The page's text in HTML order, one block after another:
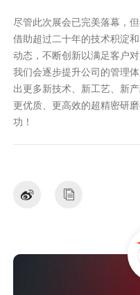
尽管此次展会已完美落幕，
借助超过二十年的技术积淀
动态，不断创新以满足客户
我们会逐步提升公司的管理
出更多新技术、新工艺、新
更优质、更高效的超精密研
功！